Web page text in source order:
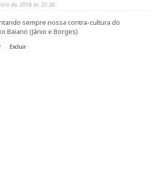
de 2018 às 21:20
sempre nossa contra-cultura do
Baiano (Jânio e Borges)
Excluir